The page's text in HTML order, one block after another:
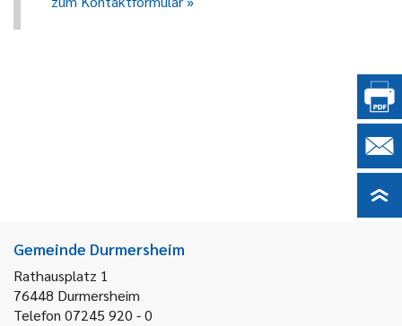
Gemeinde Durmersheim
Rathausplatz 1
76448 Durmersheim
Telefon 07245 920 - 0